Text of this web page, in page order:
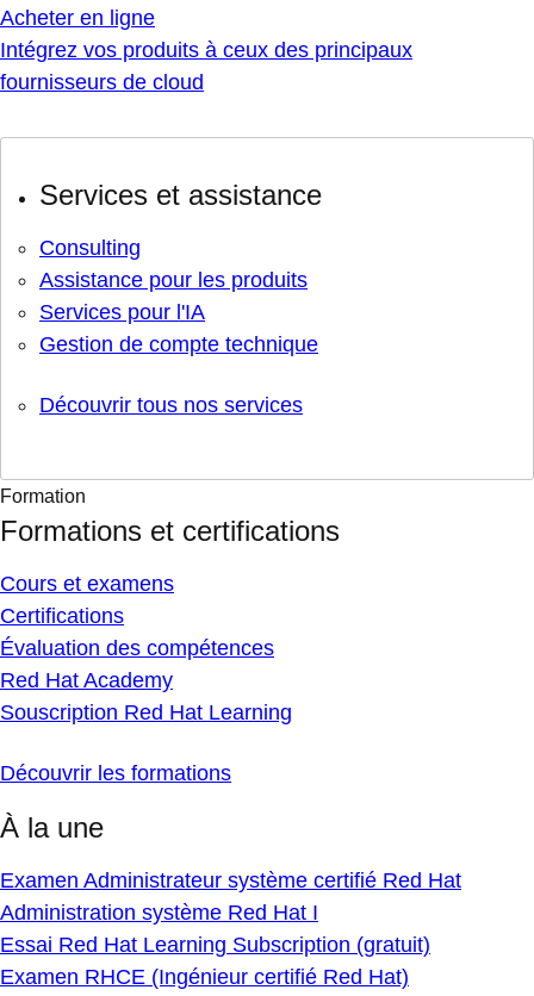
Acheter en ligne
Intégrez vos produits à ceux des principaux
fournisseurs de cloud
Services et assistance
Consulting
Assistance pour les produits
Services pour l'IA
Gestion de compte technique
Découvrir tous nos services
Formation
Formations et certifications
Cours et examens
Certifications
Évaluation des compétences
Red Hat Academy
Souscription Red Hat Learning
Découvrir les formations
À la une
Examen Administrateur système certifié Red Hat
Administration système Red Hat I
Essai Red Hat Learning Subscription (gratuit)
Examen RHCE (Ingénieur certifié Red Hat)